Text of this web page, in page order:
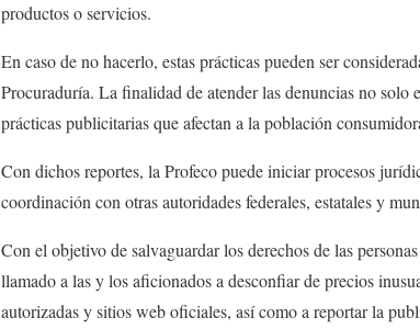
productos o servicios.
En caso de no hacerlo, estas prácticas pueden ser
Procuraduría. La finalidad de atender las denuncias no
prácticas publicitarias que afectan a la población
Con dichos reportes, la Profeco puede iniciar procesos
coordinación con otras autoridades federales, estatales y
Con el objetivo de salvaguardar los derechos de las
llamado a las y los aficionados a desconfiar de precios
autorizadas y sitios web oficiales, así como a reportar la